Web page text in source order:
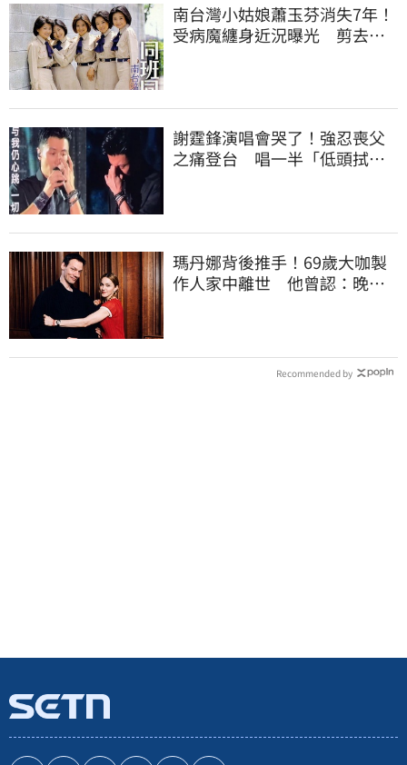
南台灣小姑娘蕭玉芬消失7年！
受病魔纏身近況曝光 剪去長
謝霆鋒演唱會哭了！強忍喪父
之痛登台 唱一半「低頭拭
瑪丹娜背後推手！69歲大咖製
作人家中離世 他曾認：晚年
Recommended by